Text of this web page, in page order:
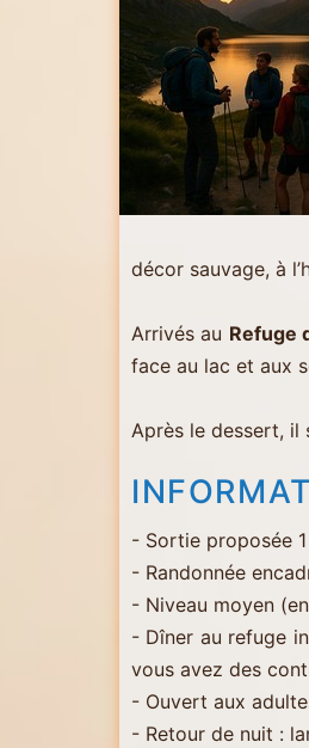
Saint
Martin
-
Les
Menuires
-
Thorens
décor sauvage, à
Arrivés au Refuge
face au lac et aux
Après le dessert, il
- Sortie proposée
- Randonnée
- Niveau moyen
- Dîner au refuge
vous avez des
- Ouvert aux
- Retour de nuit :